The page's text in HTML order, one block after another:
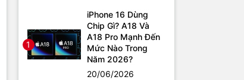
1
iPhone 16 Dùng
Chip Gì? A18 Và
A18 Pro Mạnh Đến
Mức Nào Trong
Năm 2026?
20/06/2026